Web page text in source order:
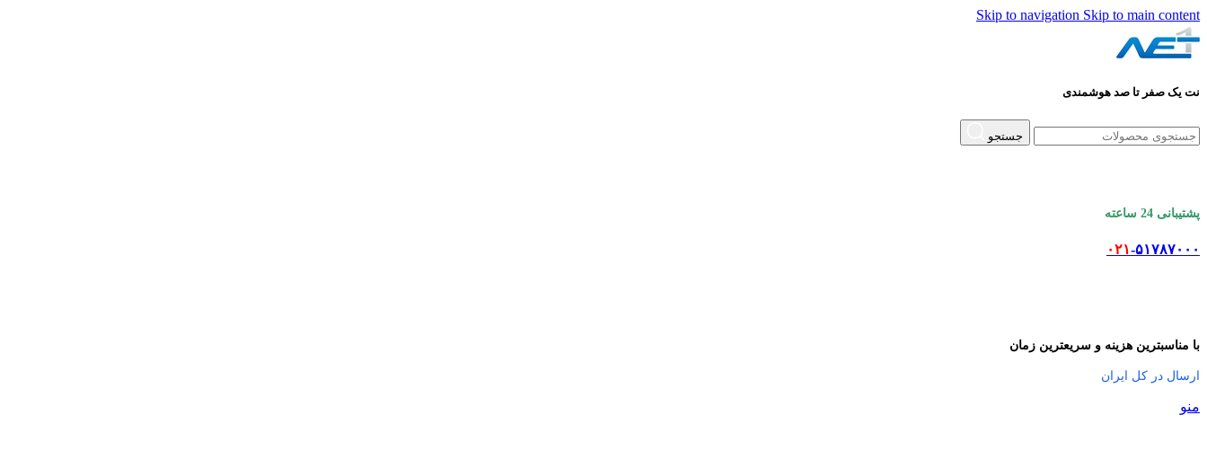
Skip to navigation Skip to main content
نت یک صفر تا صد هوشمندی
جستجو
پشتیبانی 24 ساعته
۰۲۱-۵۱۷۸۷۰۰۰
با مناسبترین هزینه و سریعترین زمان
ارسال در کل ایران
منو